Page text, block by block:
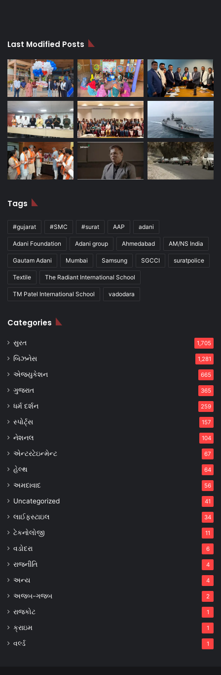
Last Modified Posts
Tags
#gujarat #SMC #surat AAP adani
Adani Foundation Adani group Ahmedabad AM/NS India
Gautam Adani Mumbai Samsung SGCCI suratpolice
Textile The Radiant International School
TM Patel International School vadodara
Categories
સુરત 1,705
બિઝનેસ 1,281
એજ્યુકેશન 665
ગુજરાત 365
ધર્મ દર્શન 259
સ્પોર્ટ્સ 157
નેશનલ 104
એન્ટરટેઇન્મેન્ટ 67
હેલ્થ 64
અમદાવાદ 56
Uncategorized 41
લાઈફસ્ટાઇલ 34
ટેકનોલોજી 11
વડોદરા 6
રાજનીતિ 4
અન્ય 4
અજબ-ગજબ 2
રાજકોટ 1
ક્રાઇમ 1
વર્લ્ડ 1